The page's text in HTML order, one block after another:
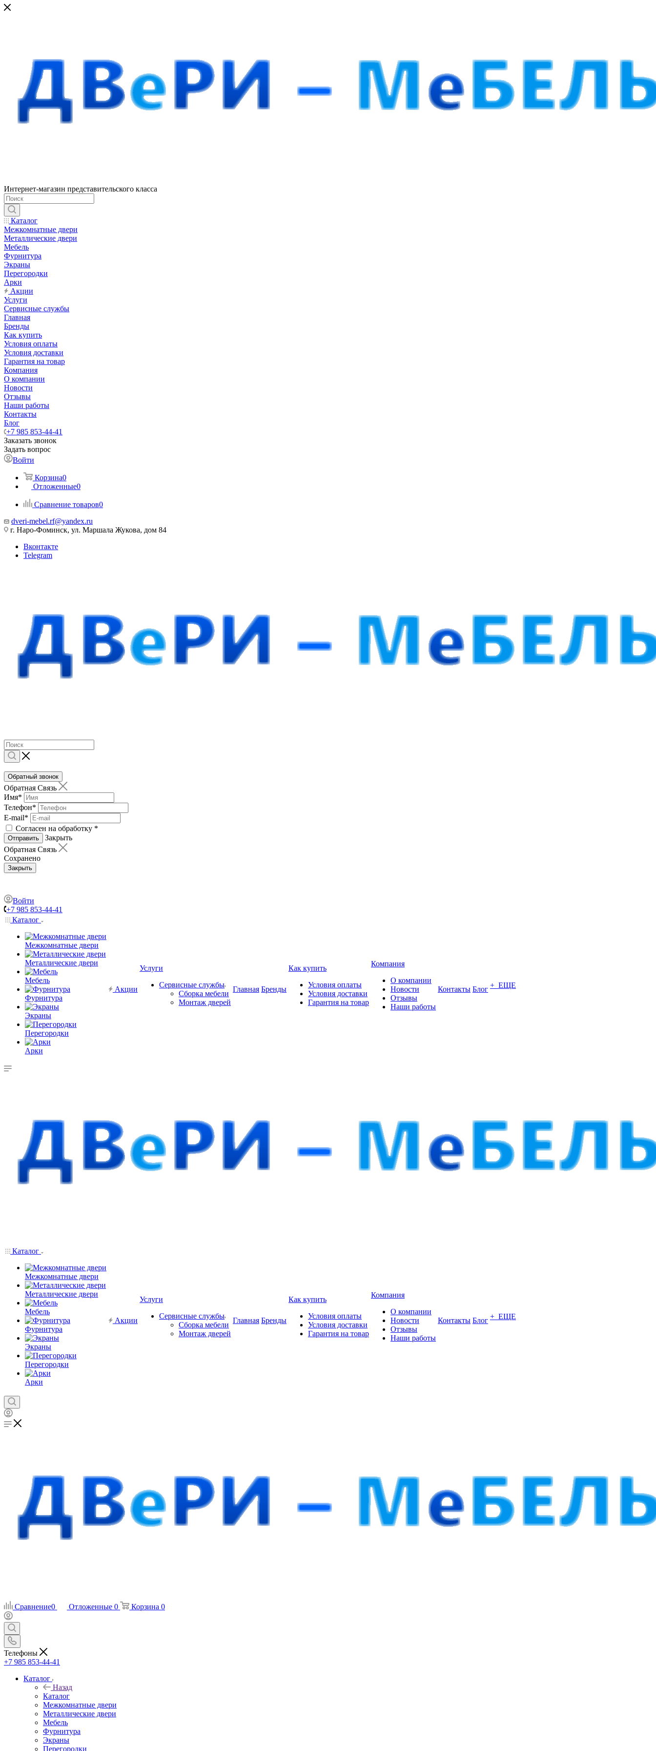
Интернет-магазин представительского класса
Каталог
Межкомнатные двери
Металлические двери
Мебель
Фурнитура
Экраны
Перегородки
Арки
Акции
Услуги
Сервисные службы
Главная
Бренды
Как купить
Условия оплаты
Условия доставки
Гарантия на товар
Компания
О компании
Новости
Отзывы
Наши работы
Контакты
Блог
+7 985 853-44-41
Заказать звонок
Задать вопрос
Войти
Корзина0
Отложенные0
Сравнение товаров0
dveri-mebel.rf@yandex.ru
г. Наро-Фоминск, ул. Маршала Жукова, дом 84
Вконтакте
Telegram
Обратный звонок
Обратная Связь
Имя*
Телефон*
E-mail*
Согласен на обработку *
Отправить
Закрыть
Обратная Связь
Сохранено
Закрыть
Войти
+7 985 853-44-41
Каталог
Межкомнатные двери
Металлические двери
Мебель
Фурнитура
Экраны
Перегородки
Арки
Акции
Услуги
Сервисные службы
Сборка мебели
Монтаж дверей
Главная Бренды
Как купить
Условия оплаты
Условия доставки
Гарантия на товар
Компания
О компании
Новости
Отзывы
Наши работы
Контакты Блог + ЕЩЕ
Каталог
Межкомнатные двери
Металлические двери
Мебель
Фурнитура
Экраны
Перегородки
Арки
Акции
Услуги
Сервисные службы
Сборка мебели
Монтаж дверей
Главная Бренды
Как купить
Условия оплаты
Условия доставки
Гарантия на товар
Компания
О компании
Новости
Отзывы
Наши работы
Контакты Блог + ЕЩЕ
Сравнение0 Отложенные 0 Корзина 0
Телефоны
+7 985 853-44-41
Каталог
Назад
Каталог
Межкомнатные двери
Металлические двери
Мебель
Фурнитура
Экраны
Перегородки